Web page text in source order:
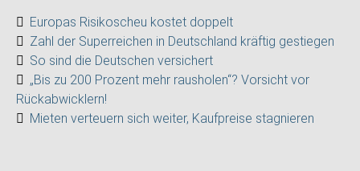
Europas Risikoscheu kostet doppelt
Zahl der Superreichen in Deutschland kräftig gestiegen
So sind die Deutschen versichert
„Bis zu 200 Prozent mehr rausholen“? Vorsicht vor
Rückabwicklern!
Mieten verteuern sich weiter, Kaufpreise stagnieren